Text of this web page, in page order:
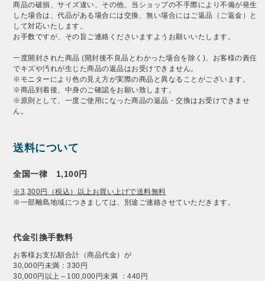
商品の破損、サイズ違い、その他、当ショップの不手際により不備が発生
した場合は、代品がある場合には交換、無い場合にはご返品（ご返金）と
して対応いたします。
お手数ですが、その旨ご連絡くださいますようお願いいたします。
一度開封された商品 (開封後不良品とわかった場合を除く)、お客様の責任
でキズや汚れが生じた商品の返品はお受けできません。
※モニターにより色の見え方が実際の商品と異なることがございます。
※商品到着後、中身のご確認をお願い致します。
※原則として、一度ご使用になった商品の返品・交換はお受けできませ
ん。
送料について
全国一律 1,100円
※3,300円（税込）以上お買い上げで送料無料
※一部離島地域につきましては、別途ご連絡させていただきます。
代金引換手数料
お客様お支払額合計（商品代金）が
30,000円未満：330円
30,000円以上～100,000円未満 ：440円